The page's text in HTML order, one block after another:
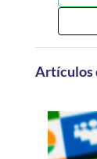
Artículos